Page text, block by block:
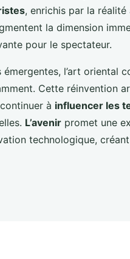
, enrichis par la
la dimension
pour le spectateur.
l’art oriental
Cette réinvention
à influencer les
L’avenir promet une
technologique,